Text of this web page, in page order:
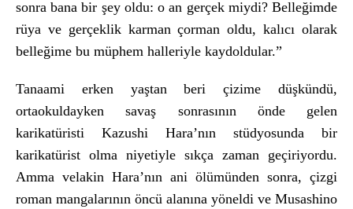
sonra bana bir şey oldu: o an gerçek miydi? Belleğimde
rüya ve gerçeklik karman çorman oldu, kalıcı olarak
belleğime bu müphem halleriyle kaydoldular.”
Tanaami erken yaştan beriçizime düşkündü,
ortaokuldayken savaş sonrasının önde gelen
karikatüristi Kazushi Hara’nın stüdyosunda bir
karikatürist olma niyetiyle sıkça zaman geçiriyordu.
Amma velakin Hara’nın ani ölümünden sonra, çizgi
roman mangalarının öncü alanına yöneldi ve Musashino